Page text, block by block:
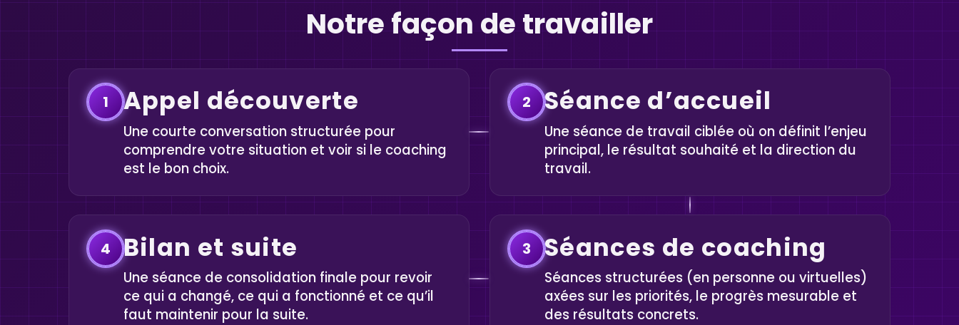
Notre façon de travailler
1 Appel découverte
Une courte conversation structurée pour
comprendre votre situation et voir si le coaching
est le bon choix.
2 Séance d’accueil
Une séance de travail ciblée où on définit l’enjeu
principal, le résultat souhaité et la direction du
travail.
4 Bilan et suite
Une séance de consolidation finale pour revoir
ce qui a changé, ce qui a fonctionné et ce qu’il
faut maintenir pour la suite.
3 Séances de coaching
Séances structurées (en personne ou virtuelles)
axées sur les priorités, le progrès mesurable et
des résultats concrets.